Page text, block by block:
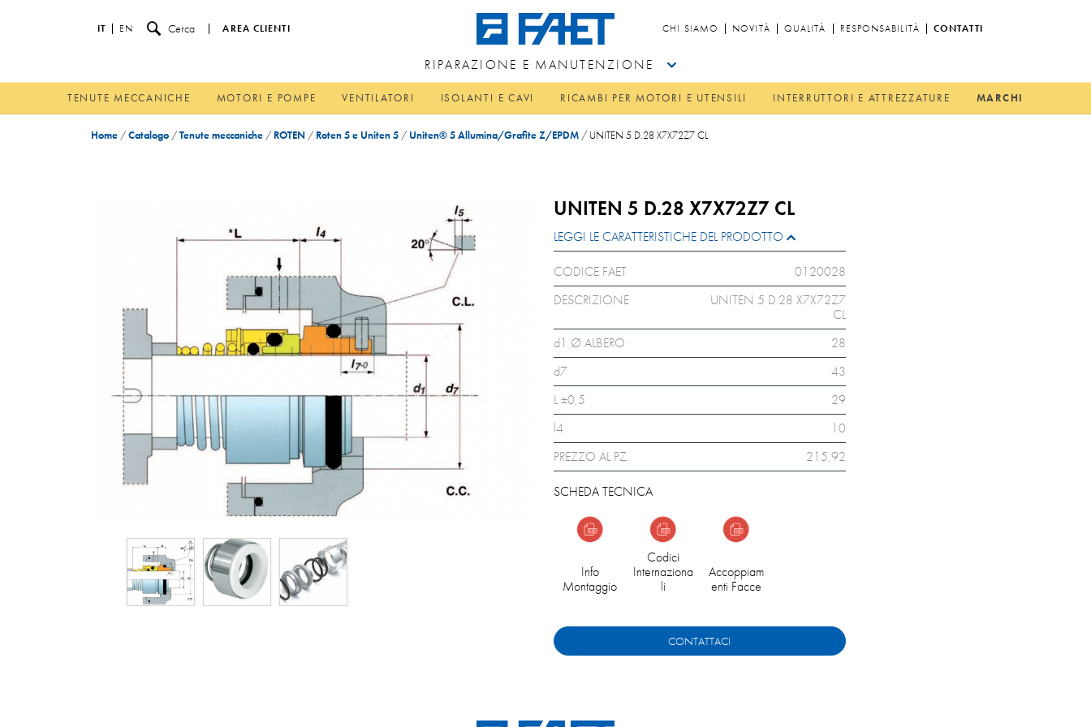
IT EN Cerca AREA CLIENTI CHI SIAMO NOVITÀ QUALITÀ RESPONSABILITÀ CONTATTI
RIPARAZIONE E MANUTENZIONE
TENUTE MECCANICHE MOTORI E POMPE VENTILATORI ISOLANTI E CAVI RICAMBI PER MOTORI E UTENSILI INTERRUTTORI E ATTREZZATURE MARCHI
Home /Catalogo /Tenute meccaniche / ROTEN / Roten 5 e Uniten 5 / Uniten® 5 Allumina/Grafite Z/EPDM / UNITEN 5 D.28 X7X72Z7 CL
UNITEN 5 D.28 X7X72Z7 CL
LEGGI LE CARATTERISTICHE DEL PRODOTTO
CODICE FAET
0120028
DESCRIZIONE
UNITEN 5 D.28 X7X72Z7
CL
d1 Ø ALBERO
28
d7
43
L ±0,5
29
l4
10
PREZZO AL PZ.
215,92
SCHEDA TECNICA
Info
Montaggio
Codici
Internaziona
li
Accoppiam
enti Facce
CONTATTACI